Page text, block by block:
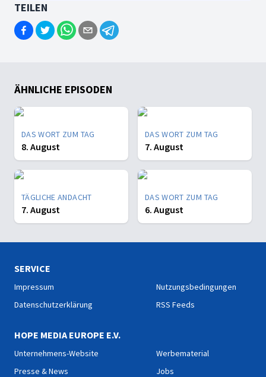
TEILEN
ÄHNLICHE EPISODEN
DAS WORT ZUM TAG
8. August
DAS WORT ZUM TAG
7. August
TÄGLICHE ANDACHT
7. August
DAS WORT ZUM TAG
6. August
SERVICE
Impressum
Datenschutzerklärung
Nutzungsbedingungen
RSS Feeds
HOPE MEDIA EUROPE E.V.
Unternehmens-Website
Presse & News
Werbematerial
Jobs